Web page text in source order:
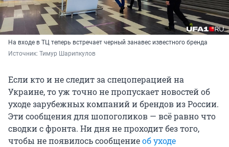
На входе в ТЦ теперь встречает черный занавес известного бренда
Источник: Тимур Шарипкулов
Если кто и не следит за спецоперацией на
Украине, то уж точно не пропускает новостей об
уходе зарубежных компаний и брендов из России.
Эти сообщения для шопоголиков — всё равно что
сводки с фронта. Ни дня не проходит без того,
чтобы не появилось сообщениеоб уходе